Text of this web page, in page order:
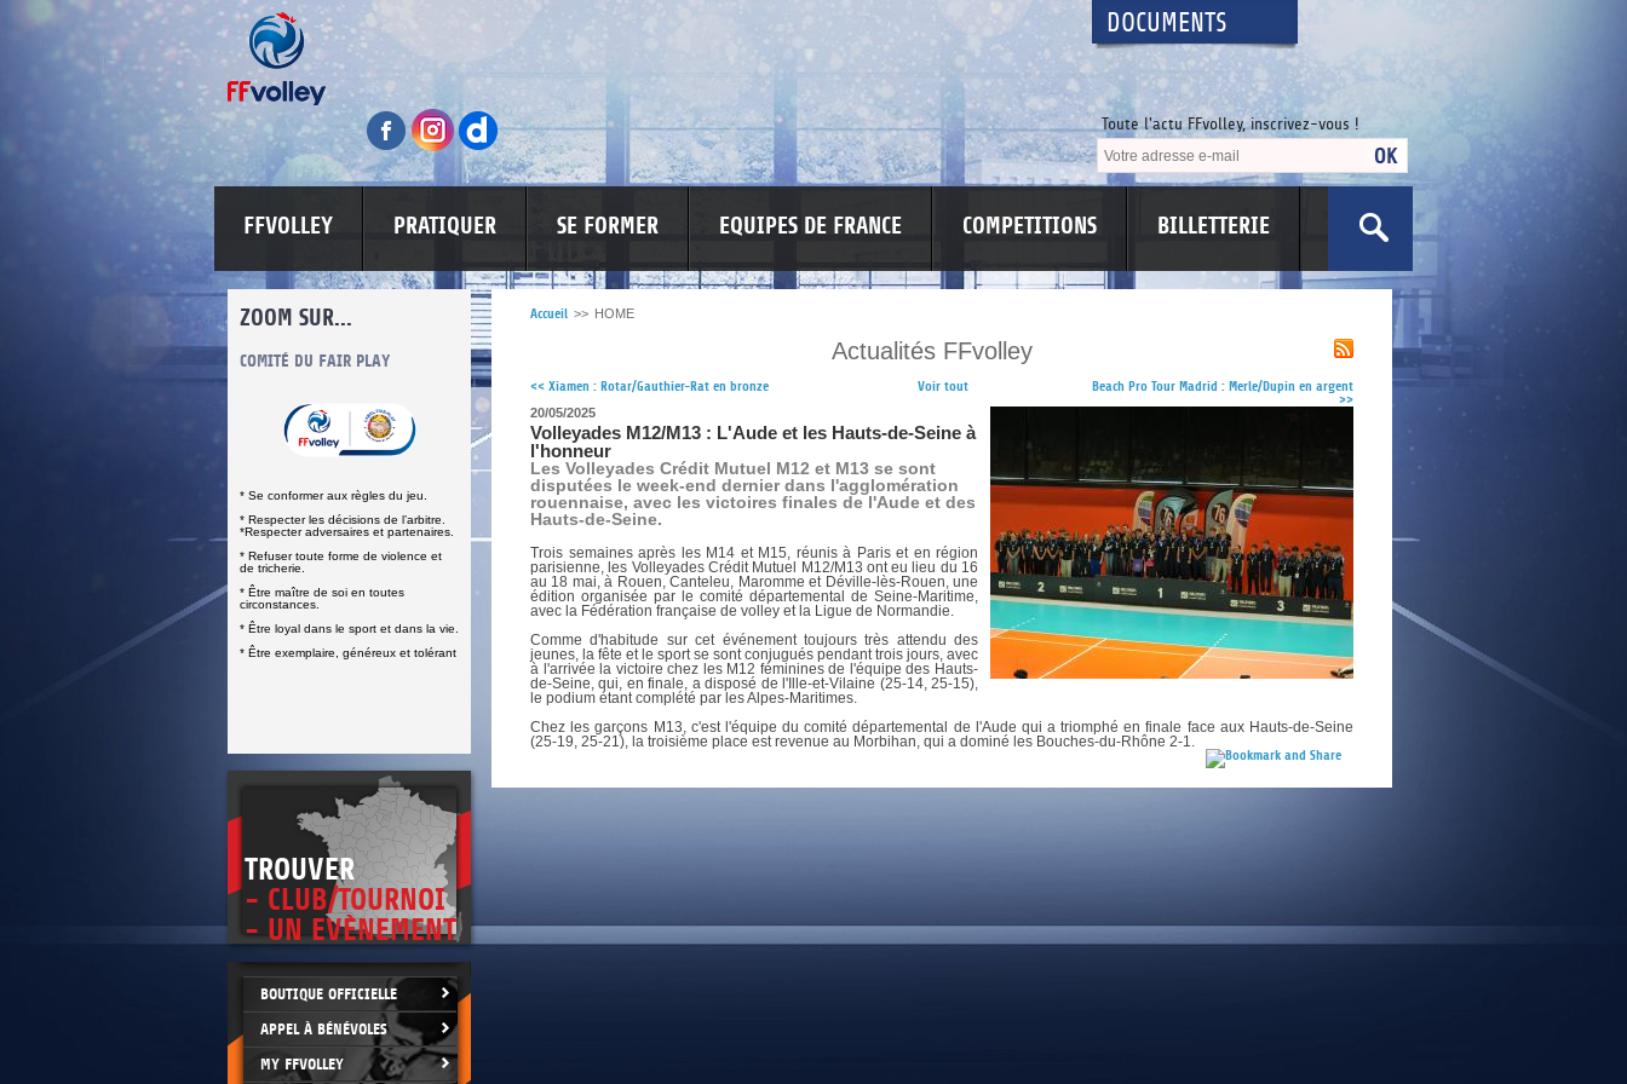
DOCUMENTS
Toute l'actu FFvolley, inscrivez-vous !
FFVOLLEY PRATIQUER SE FORMER EQUIPES DE FRANCE COMPETITIONS BILLETTERIE
ZOOM SUR...
DOCUMENTS UTILES
CLIQUEZ ICI
COMITÉ DU FAIR PLAY
* Se conformer aux règles du jeu.
* Respecter les décisions de l’arbitre.
*Respecter adversaires et partenaires.
* Refuser toute forme de violence et
de tricherie.
* Être maître de soi en toutes
circonstances.
* Être loyal dans le sport et dans la vie.
* Être exemplaire, généreux et tolérant
LUTTE CONTRE LES VIOLENCES INFORMATIONS CORONAVIRUS
DOCUMENTS UTILES
SITUATION SANITAIRE
COVID-19
CLIQUEZ ICI
TROUVER
- CLUB/TOURNOI
- UN EVÈNEMENT
BOUTIQUE OFFICIELLE
APPEL À BÉNÉVOLES
MY FFVOLLEY
Accueil >> HOME
Actualités FFvolley
<< Xiamen : Rotar/Gauthier-Rat en bronze Voir tout
Beach Pro Tour Madrid : Merle/Dupin en argent
>>
20/05/2025
Volleyades M12/M13 : L'Aude et les Hauts-de-Seine à
l'honneur
Les Volleyades Crédit Mutuel M12 et M13 se sont
disputées le week-end dernier dans l'agglomération
rouennaise, avec les victoires finales de l'Aude et des
Hauts-de-Seine.
Trois semaines après les M14 et M15, réunis à Paris et en région
parisienne, les Volleyades Crédit Mutuel M12/M13 ont eu lieu du 16
au 18 mai, à Rouen, Canteleu, Maromme et Déville-lès-Rouen, une
édition organisée par le comité départemental de Seine-Maritime,
avec la Fédération française de volley et la Ligue de Normandie.
Comme d'habitude sur cet événement toujours très attendu des
jeunes, la fête et le sport se sont conjugués pendant trois jours, avec
à l'arrivée la victoire chez les M12 féminines de l'équipe des Hauts-
de-Seine, qui, en finale, a disposé de l'Ille-et-Vilaine (25-14, 25-15),
le podium étant complété par les Alpes-Maritimes.
Chez les garçons M13, c'est l'équipe du comité départemental de l'Aude qui a triomphé en finale face aux Hauts-de-Seine
(25-19, 25-21), la troisième place est revenue au Morbihan, qui a dominé les Bouches-du-Rhône 2-1.